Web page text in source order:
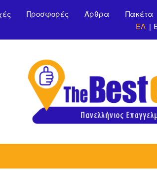
κυρίως
Προσφορές Άρθρα Πακέτα
ΕΛ